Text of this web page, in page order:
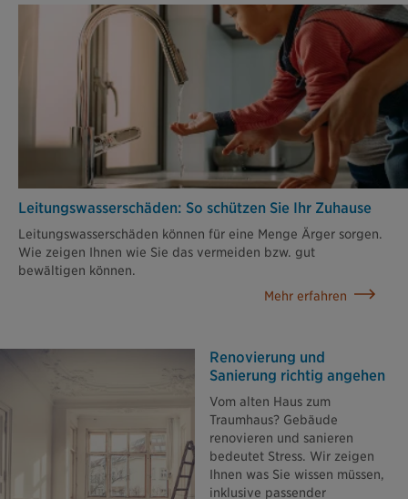
Leitungswasser­schäden: So schützen Sie Ihr Zuhause
Leitungswasserschäden können für eine Menge Ärger sorgen.
Wie zeigen Ihnen wie Sie das vermeiden bzw. gut
bewältigen können.
Mehr erfahren
Renovierung und
Sanierung richtig angehen
Vom alten Haus zum
Traumhaus? Gebäude
renovieren und sanieren
bedeutet Stress. Wir zeigen
Ihnen was Sie wissen müssen,
inklusive passender